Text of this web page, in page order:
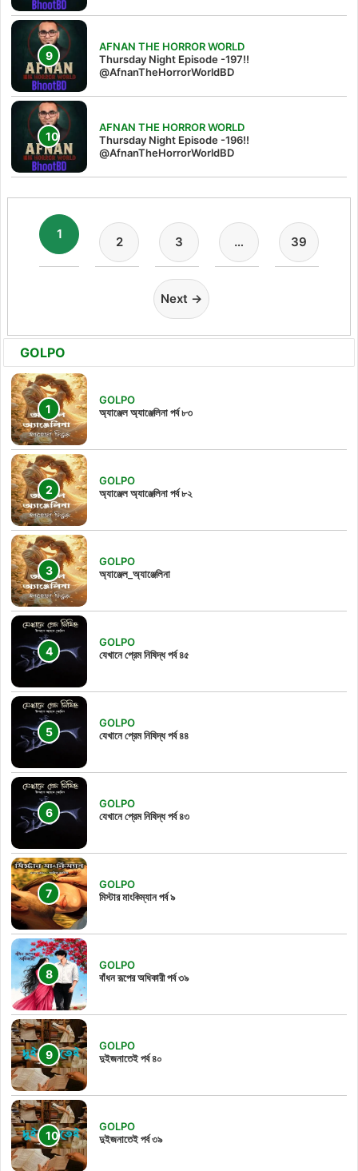
AFNAN THE HORROR WORLD
Thursday Night Episode -197!!‪
@AfnanTheHorrorWorldBD‬
AFNAN THE HORROR WORLD
Thursday Night Episode -196!!
@AfnanTheHorrorWorldBD
1
2 3 … 39
Next →
GOLPO
GOLPO
অ্যাঞ্জেল অ্যাঞ্জেলিনা পর্ব ৮৩
GOLPO
অ্যাঞ্জেল অ্যাঞ্জেলিনা পর্ব ৮২
GOLPO
অ্যাঞ্জেল_অ্যাঞ্জেলিনা
GOLPO
যেখানে প্রেম নিষিদ্ধ পর্ব ৪৫
GOLPO
যেখানে প্রেম নিষিদ্ধ পর্ব ৪৪
GOLPO
যেখানে প্রেম নিষিদ্ধ পর্ব ৪৩
GOLPO
মিস্টার মাংকিম্যান পর্ব ৯
GOLPO
বাঁধন রূপের অধিকারী পর্ব ৩৯
GOLPO
দুইজনাতেই পর্ব ৪০
GOLPO
দুইজনাতেই পর্ব ৩৯